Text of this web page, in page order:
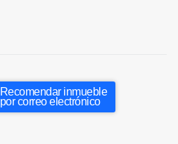
Recomendar inmueble
por correo electrónico